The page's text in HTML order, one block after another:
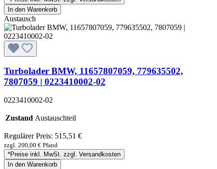
In den Warenkorb
Austausch
Turbolader BMW, 11657807059, 779635502,
7807059 | 0223410002-02
0223410002-02
Zustand Austauschteil
Regulärer Preis: 515,51 €
zzgl. 200,00 € Pfand
*Preise inkl. MwSt. zzgl. Versandkosten
In den Warenkorb